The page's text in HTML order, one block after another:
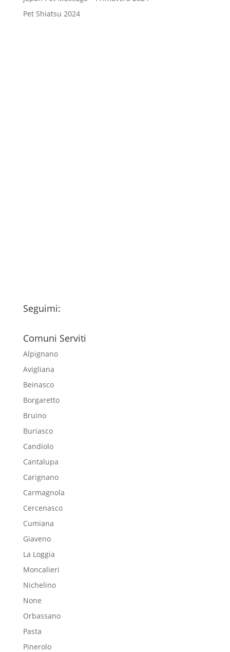
Pet Shiatsu 2024
Seguimi:
Comuni Serviti
Alpignano
Avigliana
Beinasco
Borgaretto
Bruino
Buriasco
Candiolo
Cantalupa
Carignano
Carmagnola
Cercenasco
Cumiana
Giaveno
La Loggia
Moncalieri
Nichelino
None
Orbassano
Pasta
Pinerolo